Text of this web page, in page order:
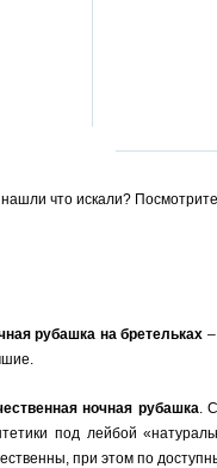
что искали?
рубашка на бретельках
ночная рубашка.
под лейбой
при этом по